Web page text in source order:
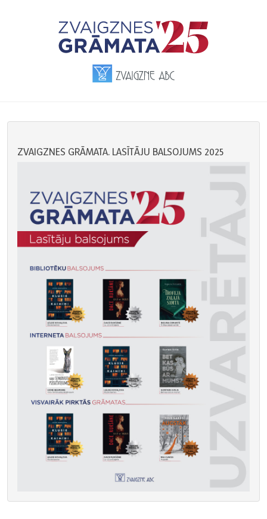
ZVAIGZNES GRĀMATA. LASĪTĀJU BALSOJUMS 2025